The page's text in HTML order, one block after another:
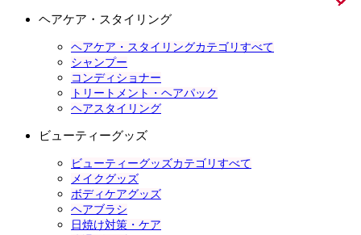
ヘアケア・スタイリング
ヘアケア・スタイリングカテゴリすべて
シャンプー
コンディショナー
トリートメント・ヘアパック
ヘアスタイリング
ビューティーグッズ
ビューティーグッズカテゴリすべて
メイクグッズ
ボディケアグッズ
ヘアブラシ
日焼け対策・ケア